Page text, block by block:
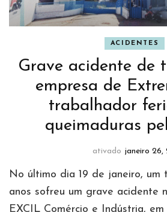
ACIDENTES
Grave acidente de
empresa de
trabalhador
queimaduras
ativado janeiro 26,
No último dia 19 de janeiro, um
anos sofreu um grave acidente
EXCIL Comércio e Indústria,